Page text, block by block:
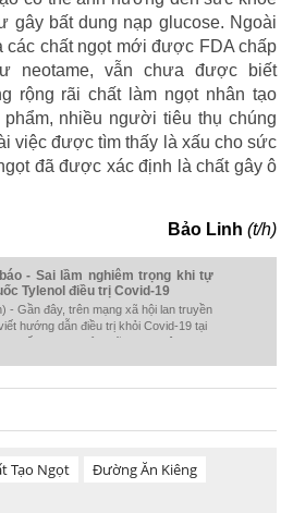
gây bất dung nạp glucose. Ngoài
các chất ngọt mới được FDA chấp
neotame, vẫn chưa được biết
rộng rãi chất làm ngọt nhân tạo
nhiều người tiêu thụ chúng
việc được tìm thấy là xấu cho sức
đã được xác định là chất gây ô
Bảo Linh (t/h)
- Sai lầm nghiêm trọng khi tự
Tylenol điều trị Covid-19
- Gần đây, trên mạng xã hội lan truyền
hướng dẫn điều trị khỏi Covid-19 tại
thuốc Tylenol của Mỹ. Tuy nhiên theo
Tạo Ngọt
Đường Ăn Kiêng